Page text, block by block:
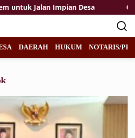
Jalan Impian Desa
DAERAH HUKUM NOTARIS/